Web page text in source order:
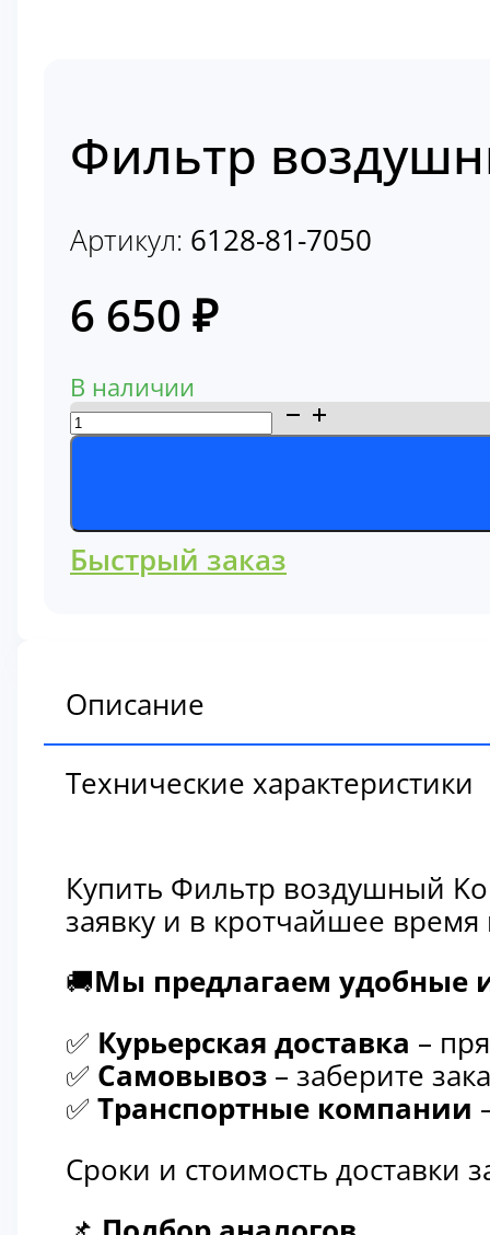
Фильтр
Артикул: 6128-81-7050
6 650 ₽
В наличии
Количество
товара
воздушный
Komatsu
6128-
Быстрый заказ
Описание
Технические характеристики
Купить Фильтр воздушный
заявку и в кротчайшее
🚚Мы предлагаем удобные
✅ Курьерская доставка –
✅ Самовывоз – заберите
✅ Транспортные компании
Сроки и стоимость доставки